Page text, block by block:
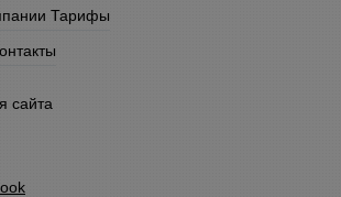
Тарифы
сайта